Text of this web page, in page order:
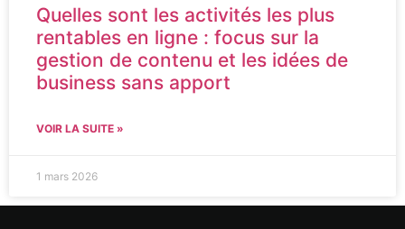
Quelles sont les activités les plus
rentables en ligne : focus sur la
gestion de contenu et les idées de
business sans apport
VOIR LA SUITE »
1 mars 2026